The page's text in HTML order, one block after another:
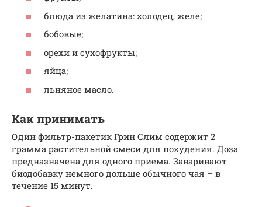
блюда из желатина: холодец, желе;
бобовые;
орехи и сухофрукты;
яйца;
льняное масло.
Как принимать
Один фильтр-пакетик Грин Слим содержит 2
грамма растительной смеси для похудения. Доза
предназначена для одного приема. Заваривают
биодобавку немного дольше обычного чая – в
течение 15 минут.